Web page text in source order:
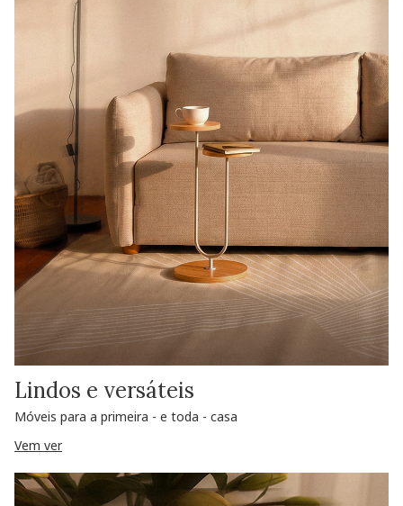
Lindos e versáteis
Móveis para a primeira - e toda - casa
Vem ver